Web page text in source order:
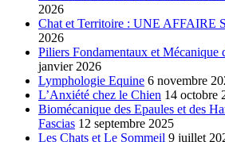
2026
Chat et Territoire : UNE AFFAIRE
2026
Piliers Fondamentaux et Mécanique
janvier 2026
Lymphologie Equine 6 novembre
L’Anxiété chez le Chien 14 octobre
Biomécanique des Epaules et des
Fascias 12 septembre 2025
Les Chats et Le Sommeil 9 juillet